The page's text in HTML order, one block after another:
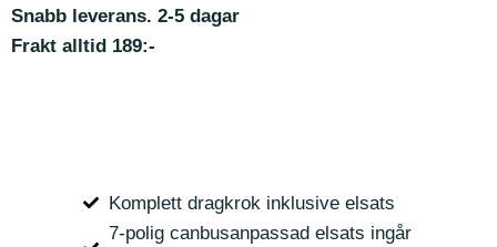
Snabb leverans. 2-5 dagar
Frakt alltid 189:-
Komplett dragkrok inklusive elsats
7-polig canbusanpassad elsats ingår